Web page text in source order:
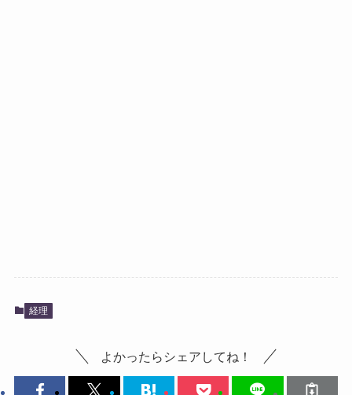
経理
よかったらシェアしてね！